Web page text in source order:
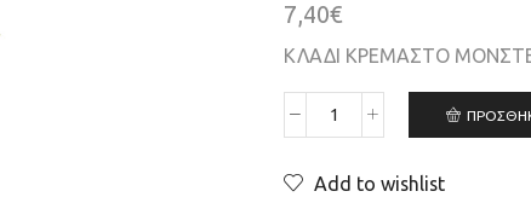
7,40€
ΚΛΑΔΙ ΚΡΕΜΑΣΤΟ
Add to wishlist